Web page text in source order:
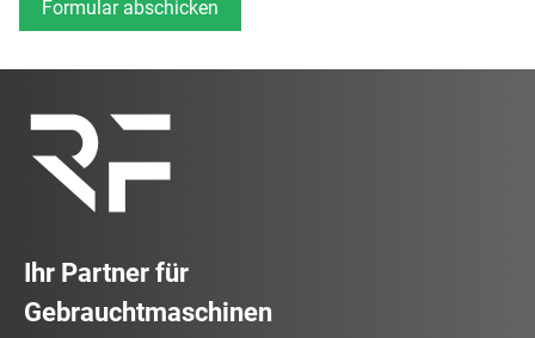
Ihr Partner für
Gebrauchtmaschinen